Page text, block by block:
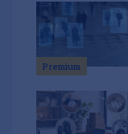
Premium